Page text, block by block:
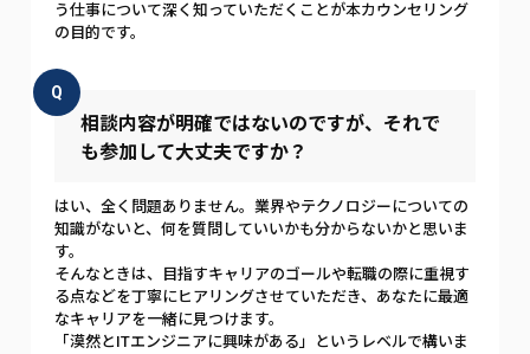
う仕事について深く知っていただくことが本カウンセリング
の目的です。
Q
相談内容が明確ではないのですが、それで
も参加して大丈夫ですか？
はい、全く問題ありません。業界やテクノロジーについての
知識がないと、何を質問していいかも分からないかと思いま
す。
そんなときは、目指すキャリアのゴールや転職の際に重視す
る点などを丁寧にヒアリングさせていただき、あなたに最適
なキャリアを一緒に見つけます。
「漠然とITエンジニアに興味がある」というレベルで構いま